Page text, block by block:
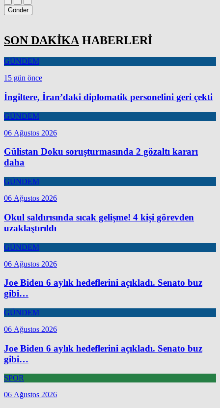
Gönder
SON DAKİKAHABERLERİ
GÜNDEM
15 gün önce
İngiltere, İran’daki diplomatik personelini geri çekti
GÜNDEM
06 Ağustos 2026
Gülistan Doku soruşturmasında 2 gözaltı kararı
daha
GÜNDEM
06 Ağustos 2026
Okul saldırısında sıcak gelişme! 4 kişi görevden
uzaklaştırıldı
GÜNDEM
06 Ağustos 2026
Joe Biden 6 aylık hedeflerini açıkladı. Senato buz
gibi…
GÜNDEM
06 Ağustos 2026
Joe Biden 6 aylık hedeflerini açıkladı. Senato buz
gibi…
SPOR
06 Ağustos 2026